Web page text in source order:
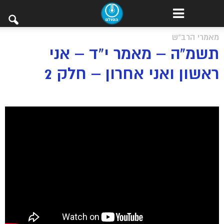
מאמרי הרב"ש
תשמ”ה – מאמר י”ד – אני
ראשון ואני אחרון – חלק 2